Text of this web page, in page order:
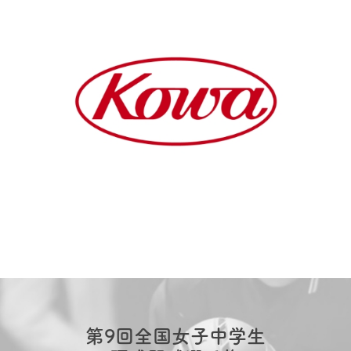
第9回全国女子中学生